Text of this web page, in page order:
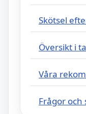
Skötsel
Översikt i
Våra
Frågor och